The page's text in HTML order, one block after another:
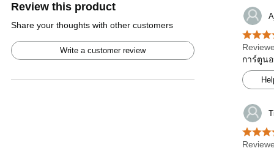
Review this product
Share your thoughts with other customers
Write a customer review
การ์ตูน